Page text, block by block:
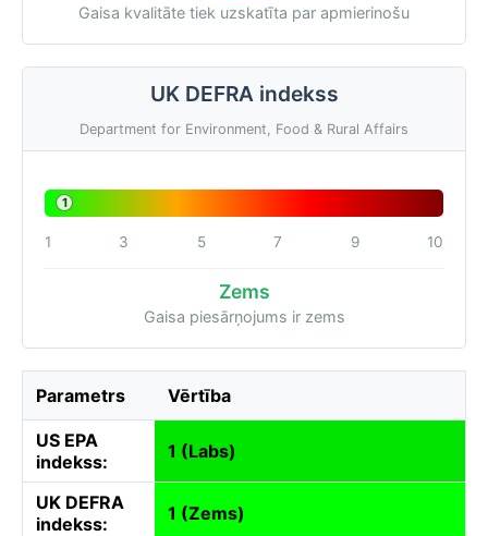
Gaisa kvalitāte tiek uzskatīta par apmierinošu
UK DEFRA indekss
Department for Environment, Food & Rural Affairs
1
1 3 5 7 9 10
Zems
Gaisa piesārņojums ir zems
Parametrs Vērtība
US EPA
indekss:
1 (Labs)
UK DEFRA
indekss:
1 (Zems)